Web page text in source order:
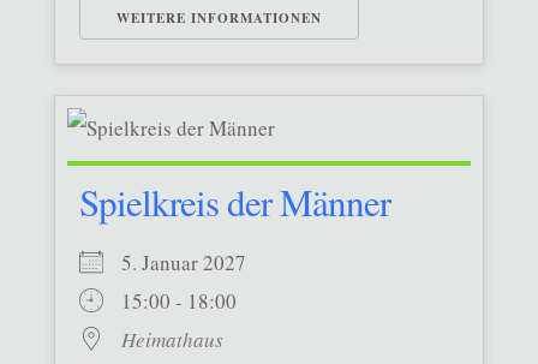
WEITERE INFORMATIONEN
Spielkreis der Männer
5. Januar 2027
15:00 - 18:00
Heimathaus